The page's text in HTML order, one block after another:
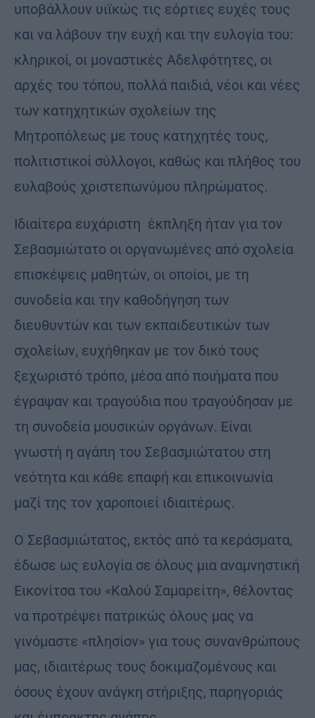
υποβάλλουν υιϊκώς τις εόρτιες ευχές τους
και να λάβουν την ευχή και την ευλογία του:
κληρικοί, οι μοναστικές Αδελφότητες, οι
αρχές του τόπου, πολλά παιδιά, νέοι και νέες
των κατηχητικών σχολείων της
Μητροπόλεως με τους κατηχητές τους,
πολιτιστικοί σύλλογοι, καθώς και πλήθος του
ευλαβούς χριστεπωνύμου πληρώματος.
Ιδιαίτερα ευχάριστη έκπληξη ήταν για τον
Σεβασμιώτατο οι οργανωμένες από σχολεία
επισκέψεις μαθητών, οι οποίοι, με τη
συνοδεία και την καθοδήγηση των
διευθυντών και των εκπαιδευτικών των
σχολείων, ευχήθηκαν με τον δικό τους
ξεχωριστό τρόπο, μέσα από ποιήματα που
έγραψαν και τραγούδια που τραγούδησαν με
τη συνοδεία μουσικών οργάνων. Είναι
γνωστή η αγάπη του Σεβασμιώτατου στη
νεότητα και κάθε επαφή και επικοινωνία
μαζί της τον χαροποιεί ιδιαιτέρως.
Ο Σεβασμιώτατος, εκτός από τα κεράσματα,
έδωσε ως ευλογία σε όλους μια αναμνηστική
Εικονίτσα του «Καλού Σαμαρείτη», θέλοντας
να προτρέψει πατρικώς όλους μας να
γινόμαστε «πλησίον» για τους συνανθρώπους
μας, ιδιαιτέρως τους δοκιμαζομένους και
όσους έχουν ανάγκη στήριξης, παρηγοριάς